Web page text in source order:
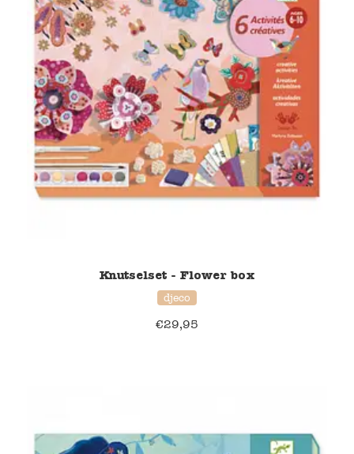
Knutselset - Flower box
djeco
€29,95